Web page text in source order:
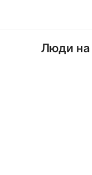
Люди на